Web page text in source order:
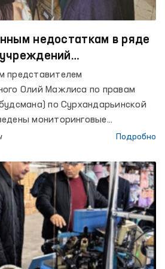
недостаткам в ряде
области
будут внесены меры
представителем
Олий Мажлиса по правам
по Сурхандарьинской
мониторинговые
приёмник для лиц,
приёмник); Центр
для лиц без определённого
изоляторы временного
УВД города Термеза,
Шурчинского районов;
изолятор № 9 и колонию-
41, а также межрайонные пункты
Подробно